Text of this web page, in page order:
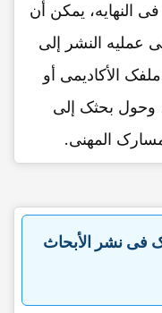
النهایه، یمکن أن
عملیه النشر إلى
الأکادیمی أو
وحول بحثک إلى
المهنی.
فی نشر الأبحاث